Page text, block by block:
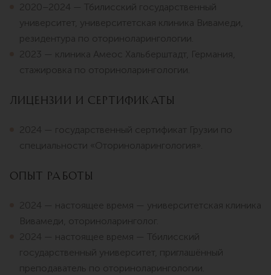
2020–2024 — Тбилисский государственный
университет, университетская клиника Вивамеди,
резидентура по оториноларингологии.
2023 — клиника Амеос Хальберштадт, Германия,
стажировка по оториноларингологии.
Лицензии и сертификаты
2024 — государственный сертификат Грузии по
специальности «Оториноларингология».
Опыт работы
2024 — настоящее время — университетская клиника
Вивамеди, оториноларинголог.
2024 — настоящее время — Тбилисский
государственный университет, приглашённый
преподаватель по оториноларингологии.